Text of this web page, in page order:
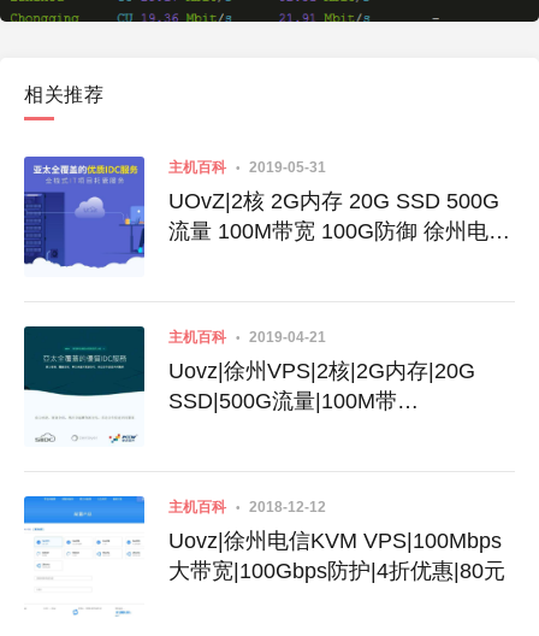
相关推荐
主机百科 2019-05-31
UOvZ|2核 2G内存 20G SSD 500G
流量 100M带宽 100G防御 徐州电信
主机百科 2019-04-21
Uovz|徐州VPS|2核|2G内存|20G
SSD|500G流量|100M带
主机百科 2018-12-12
Uovz|徐州电信KVM VPS|100Mbps
大带宽|100Gbps防护|4折优惠|80元